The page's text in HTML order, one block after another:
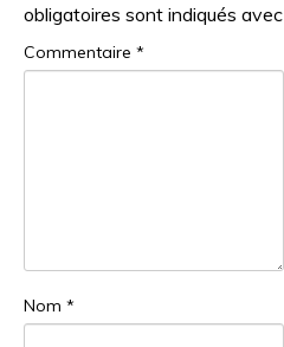
obligatoires sont indiqués avec
Commentaire *
Nom *